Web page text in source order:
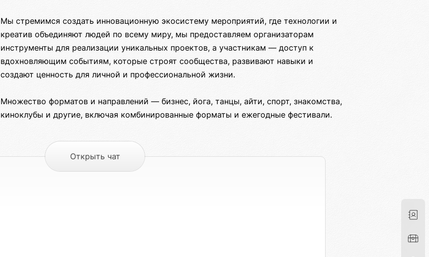
Мы стремимся создать инновационную экосистему мероприятий, где технологии и
креатив объединяют людей по всему миру, мы предоставляем организаторам
инструменты для реализации уникальных проектов, а участникам — доступ к
вдохновляющим событиям, которые строят сообщества, развивают навыки и
создают ценность для личной и профессиональной жизни.
Множество форматов и направлений — бизнес, йога, танцы, айти, спорт, знакомства,
киноклубы и другие, включая комбинированные форматы и ежегодные фестивали.
Открыть чат